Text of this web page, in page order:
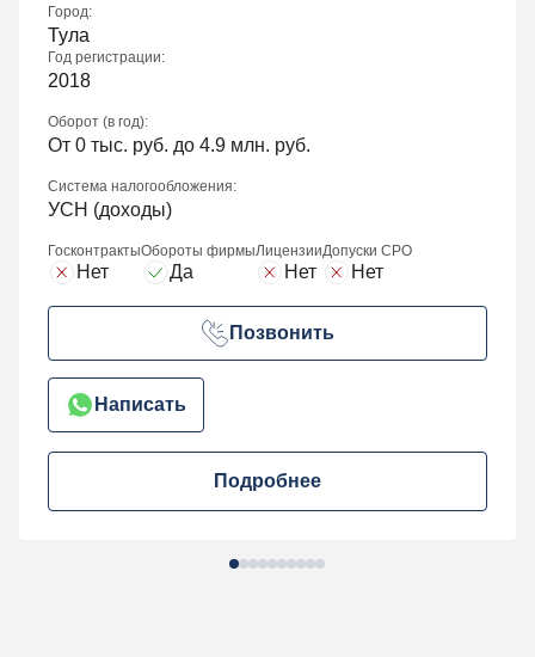
Город:
Тула
Год регистрации:
2018
Оборот (в год):
От 0 тыс. руб. до 4.9 млн. руб.
Система налогообложения:
УСН (доходы)
Госконтракты
Нет
Обороты фирмы
Да
Лицензии
Нет
Допуски СРО
Нет
Позвонить
Написать
Подробнее